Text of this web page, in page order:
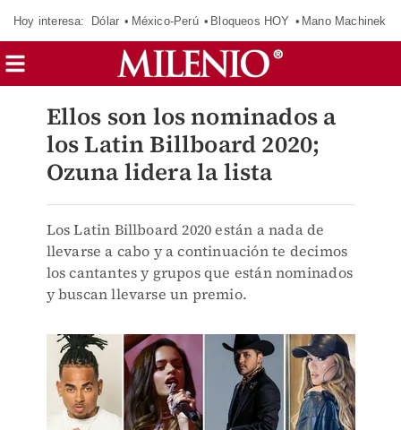
Hoy interesa: Dólar México-Perú Bloqueos HOY Mano Machinek
Ellos son los nominados a
los Latin Billboard 2020;
Ozuna lidera la lista
Los Latin Billboard 2020 están a nada de
llevarse a cabo y a continuación te decimos
los cantantes y grupos que están nominados
y buscan llevarse un premio.